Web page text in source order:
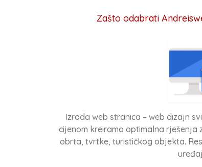
Zašto odabrati
Izrada web stranica – web dizajn
cijenom kreiramo optimalna rješenja
obrta, tvrtke, turističkog objekta.